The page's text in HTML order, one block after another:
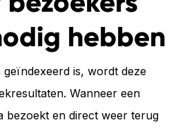
hebben
is, wordt deze
Wanneer een
bezoekt en direct weer terug